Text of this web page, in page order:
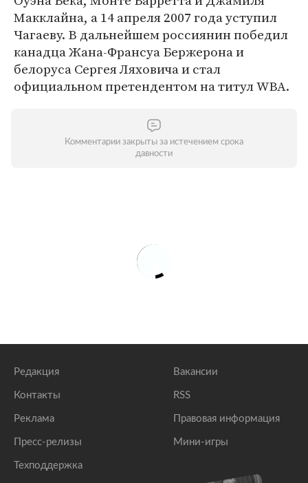
Макклайна, а 14 апреля 2007 года уступил
Чагаеву. В дальнейшем россиянин победил
канадца Жана-Франсуа Бержерона и
белоруса Сергея Ляховича и стал
официальном претендентом на титул WBA.
Комментарии закрыты за истечением срока
давности
Редакция
Контакты
Реклама
Пресс-релизы
Техподдержка
Вакансии
RSS
Правовая информация
Мини-игры